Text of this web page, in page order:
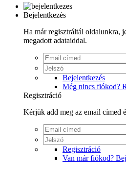
Bejelentkezés
Ha már regisztráltál oldalunkra,
megadott adataiddal.
Bejelentkezés
Még nincs fiókod?
Regisztráció
Kérjük add meg az email címed
Regisztráció
Van már fiókod?